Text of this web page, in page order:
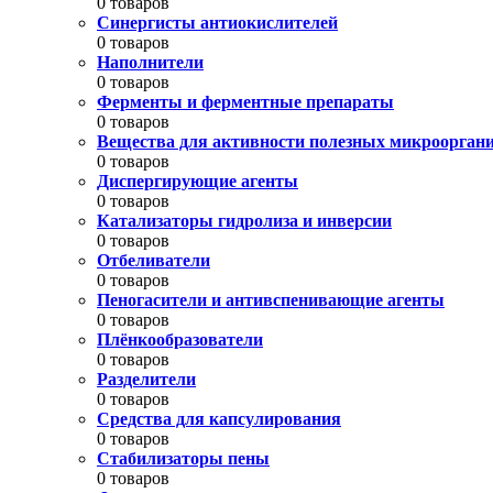
Синергисты антиокислителей
0 товаров
Наполнители
0 товаров
Ферменты и ферментные препараты
0 товаров
Вещества для активности полезных
0 товаров
Диспергирующие агенты
0 товаров
Катализаторы гидролиза и инверсии
0 товаров
Отбеливатели
0 товаров
Пеногасители и антивспенивающие агенты
0 товаров
Плёнкообразователи
0 товаров
Разделители
0 товаров
Средства для капсулирования
0 товаров
Стабилизаторы пены
0 товаров